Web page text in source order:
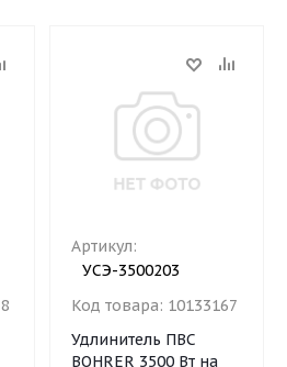
Артикул:
УСЭ-3500203
Код товара: 10133167
Удлинитель ПВС
BOHRER 3500 Вт на